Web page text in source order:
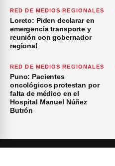
RED DE MEDIOS REGIONALES
Loreto: Piden declarar en
emergencia transporte y
reunión con gobernador
regional
RED DE MEDIOS REGIONALES
Puno: Pacientes
oncológicos protestan por
falta de médico en el
Hospital Manuel Núñez
Butrón